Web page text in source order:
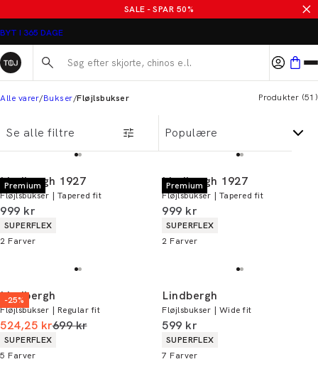
SALE - SPAR 50%
Søg her...
Alle varer Bukser Fløjlsbukser Produkter (51 )
Se alle filtre
Premium
Lindbergh 1927
Fløjlsbukser | Tapered fit
I alt (inkl. rabat)
999 kr
Produkt egenskaber
SUPERFLEX
2 Farver
Premium
Lindbergh 1927
Fløjlsbukser | Tapered fit
I alt (inkl. rabat)
999 kr
Produkt egenskaber
SUPERFLEX
2 Farver
-25%
Lindbergh
Fløjlsbukser | Regular fit
524,25 krI alt (uden rabat)
699 kr
Produkt egenskaber
SUPERFLEX
5 Farver
Lindbergh
Fløjlsbukser | Wide fit
I alt (inkl. rabat)
599 kr
Produkt egenskaber
SUPERFLEX
7 Farver